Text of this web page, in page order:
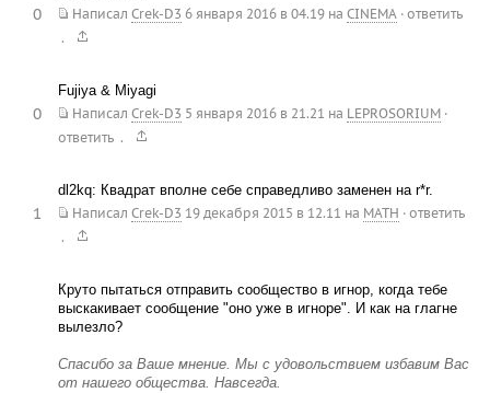
Написал Crek-D3 6 января 2016 в 04.19на CINEMA · ответить
.
0
Fujiya & Miyagi
Написал Crek-D3 5 января 2016 в 21.21 на LEPROSORIUM ·
ответить .
0
dl2kq: Квадрат вполне себе справедливо заменен на r*r.
Написал Crek-D3 19 декабря 2015 в 12.11 на MATH · ответить
.
1
Круто пытаться отправить сообщество в игнор, когда тебе
выскакивает сообщение "оно уже в игноре". И как на глагне
вылезло?
Спасибо за Ваше мнение. Мы с удовольствием избавим Вас
от нашего общества. Навсегда.